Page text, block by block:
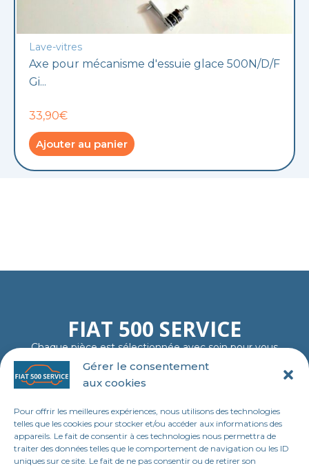
Gérer le consentement
aux cookies
Pour offrir les meilleures expériences, nous utilisons des technologies
telles que les cookies pour stocker et/ou accéder aux informations des
appareils. Le fait de consentir à ces technologies nous permettra de
traiter des données telles que le comportement de navigation ou les ID
uniques sur ce site. Le fait de ne pas consentir ou de retirer son
Lave-vitres
Axe pour mécanisme d'essuie glace 500N/D/F
Gi...
33,90€
Ajouter au panier
FIAT 500 SERVICE
Chaque pièce est sélectionnée avec soin pour vous
garantir fiabilité, authenticité et plaisir de rouler…
comme au premier jour.
06 11 23 40 18
MENU
Accueil